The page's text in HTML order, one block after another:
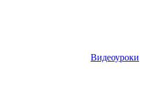
Видеоуроки